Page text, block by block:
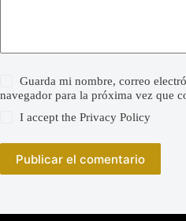
Guarda mi nombre, correo
navegador para la próxima vez que
I accept thePrivacy Policy
Publicar el comentario